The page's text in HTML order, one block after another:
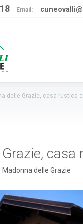
Email:
delle Grazie, casa rustica
Madonna delle Grazie